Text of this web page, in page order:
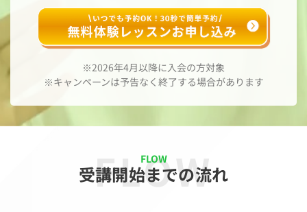
※2026年4月以降に入会の方対象
※キャンペーンは予告なく終了する場合があります
FLOW
受講開始までの流れ
FLOW